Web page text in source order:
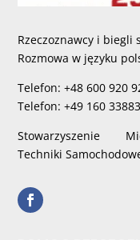
Rzeczoznawcy i biegli
Rozmowa w języku
Telefon: +48 600 920
Telefon: +49 160
Stowarzyszenie
Techniki